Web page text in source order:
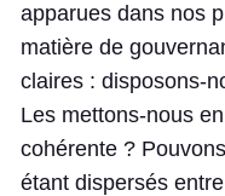
apparues dans nos
matière de
claires : disposons-
Les mettons-nous
cohérente ?
étant dispersés